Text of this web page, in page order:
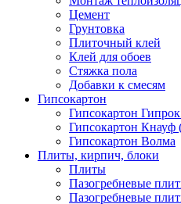
Цемент
Грунтовка
Плиточный клей
Клей для обоев
Стяжка пола
Добавки к смесям
Гипсокартон
Гипсокартон
Гипсокартон Кнауф
Гипсокартон Волма
Плиты, кирпич, блоки
Плиты
Пазогребневые
Пазогребневые